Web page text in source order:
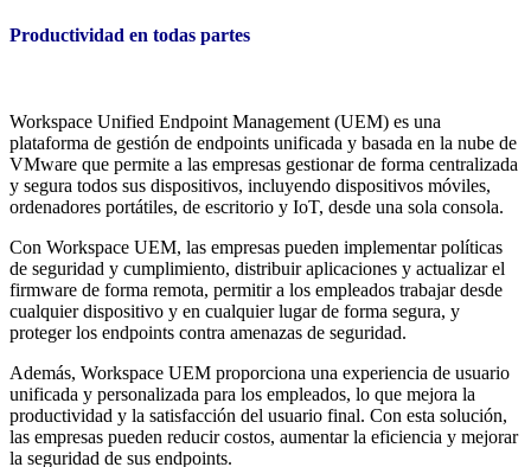
Productividad en todas partes
Workspace Unified Endpoint Management (UEM) es una
plataforma de gestión de endpoints unificada y basada en la nube de
VMware que permite a las empresas gestionar de forma centralizada
y segura todos sus dispositivos, incluyendo dispositivos móviles,
ordenadores portátiles, de escritorio y IoT, desde una sola consola.
Con Workspace UEM, las empresas pueden implementar políticas
de seguridad y cumplimiento, distribuir aplicaciones y actualizar el
firmware de forma remota, permitir a los empleados trabajar desde
cualquier dispositivo y en cualquier lugar de forma segura, y
proteger los endpoints contra amenazas de seguridad.
Además, Workspace UEM proporciona una experiencia de usuario
unificada y personalizada para los empleados, lo que mejora la
productividad y la satisfacción del usuario final. Con esta solución,
las empresas pueden reducir costos, aumentar la eficiencia y mejorar
la seguridad de sus endpoints.